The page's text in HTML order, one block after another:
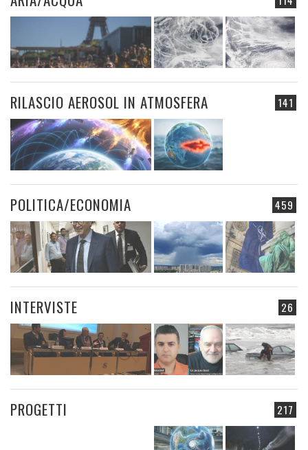
141
RILASCIO AEROSOL IN ATMOSFERA
459
POLITICA/ECONOMIA
26
INTERVISTE
217
PROGETTI